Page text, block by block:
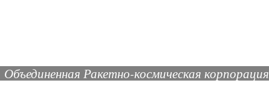
Объединенная Ракетно-космическая корпорация